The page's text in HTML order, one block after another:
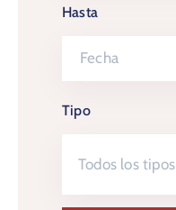
Hasta
Tipo
Todos los tipos